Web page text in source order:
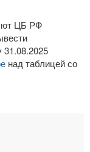
ЦБ РФ
над таблицей со